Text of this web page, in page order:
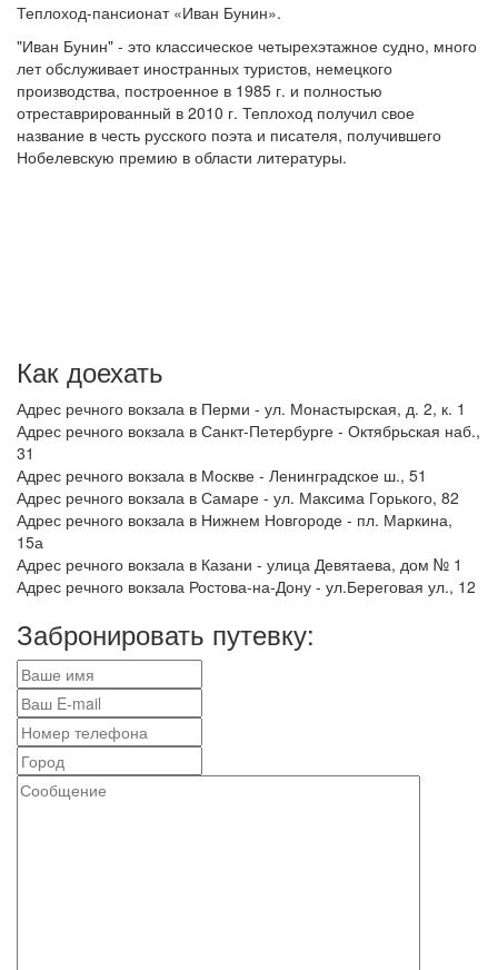
Теплоход-пансионат «Иван Бунин».
"Иван Бунин" - это классическое четырехэтажное судно, много
лет обслуживает иностранных туристов, немецкого
производства, построенное в 1985 г. и полностью
отреставрированный в 2010 г. Теплоход получил свое
название в честь русского поэта и писателя, получившего
Нобелевскую премию в области литературы.
Как доехать
Адрес речного вокзала в Перми - ул. Монастырская, д. 2, к. 1
Адрес речного вокзала в Санкт-Петербурге - Октябрьская наб.,
31
Адрес речного вокзала в Москве - Ленинградское ш., 51
Адрес речного вокзала в Самаре - ул. Максима Горького, 82
Адрес речного вокзала в Нижнем Новгороде - пл. Маркина,
15а
Адрес речного вокзала в Казани - улица Девятаева, дом № 1
Адрес речного вокзала Ростова-на-Дону - ул.Береговая ул., 12
Забронировать путевку: